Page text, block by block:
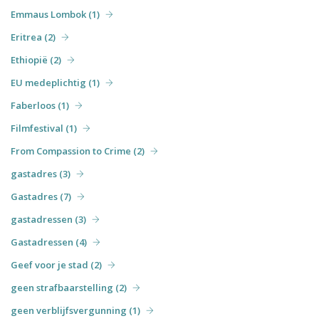
Emmaus Lombok (1)
Eritrea (2)
Ethiopië (2)
EU medeplichtig (1)
Faberloos (1)
Filmfestival (1)
From Compassion to Crime (2)
gastadres (3)
Gastadres (7)
gastadressen (3)
Gastadressen (4)
Geef voor je stad (2)
geen strafbaarstelling (2)
geen verblijfsvergunning (1)